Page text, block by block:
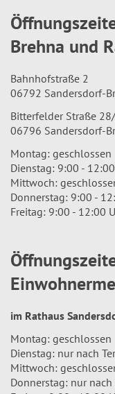
Brehna und
Bahnhofstraße 2
06792 Sandersdorf-
Bitterfelder Straße
06796 Sandersdorf-
Montag: geschlossen
Dienstag: 9:00 -
Mittwoch:
Donnerstag: 9:00 -
Freitag: 9:00 - 12:00
im Rathaus
Montag: geschlossen
Dienstag: nur nach
Mittwoch:
Donnerstag: nur